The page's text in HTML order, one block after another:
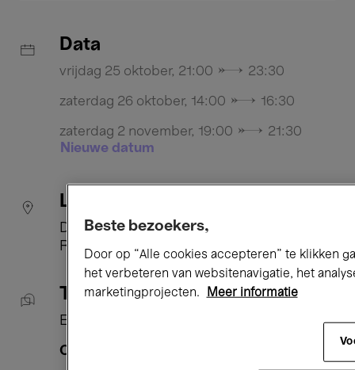
Data
vrijdag 25 oktober, 21:00 → 23:30
zaterdag 26 oktober, 14:00 → 16:30
zaterdag 2 november, 19:00 → 21:30
Nieuwe datum
Locatie
De 23
Ravensteinstraat 23 1000 Brussel
Taal
Engels
Ondertiteling:
Beste bezoekers,
Door op “Alle cookies accepteren” te klikken
het verbeteren van websitenavigatie, het
marketingprojecten.
Meer informatie